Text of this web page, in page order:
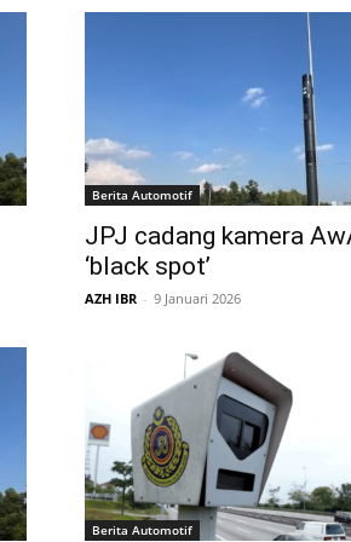
Berita Automotif
JPJ cadang kamera
‘black spot’
AZH IBR - 9 Januari 2026
Berita Automotif